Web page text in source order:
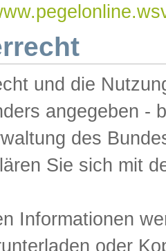
und die
angegeben -
des
Sie sich mit
Informationen
oder